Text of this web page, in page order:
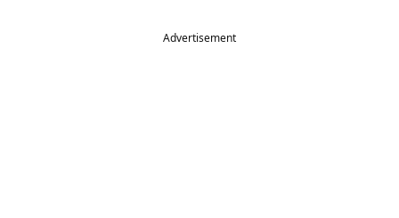
Advertisement